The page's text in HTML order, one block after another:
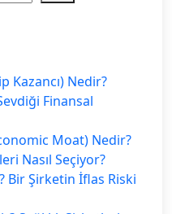
Kazancı) Nedir?
Finansal
Moat) Nedir?
Nasıl Seçiyor?
Bir Şirketin İflas Riski